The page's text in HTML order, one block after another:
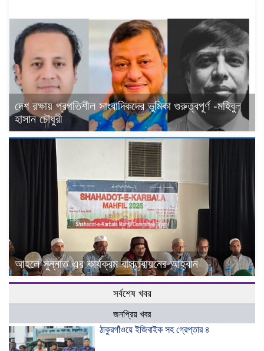
দেশ রক্ষায় প্রগতিশীল সাংবাদিকদের ভুমিকা গুরুত্বপূর্ণ -মহিবুল
হাসান চৌধুরী
আহলে সুন্নাত এর কার্যক্রম বাস্তবায়নের আহ্বান
সর্বশেষ খবর
জনপ্রিয় খবর
ঠাকুরগাঁওয়ে ইজিবাইক সহ গ্রেপ্তার ৪